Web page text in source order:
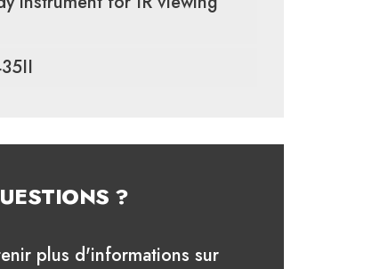
?
plus d'informations sur